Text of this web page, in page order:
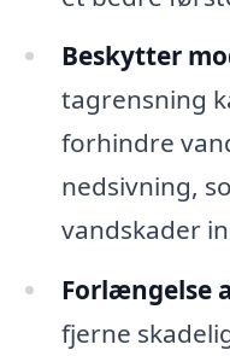
Beskytter
tagrensning
forhindre
nedsivning,
vandskader
Forlængelse
fjerne